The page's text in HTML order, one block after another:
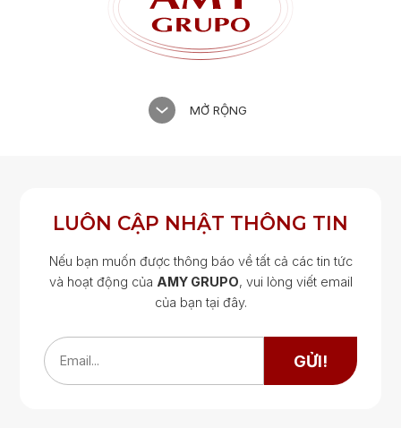
MỞ RỘNG
LUÔN CẬP NHẬT THÔNG TIN
Nếu bạn muốn được thông báo về tất cả các tin tức
và hoạt động của AMY GRUPO, vui lòng viết email
của bạn tại đây.
Email... GỬI!